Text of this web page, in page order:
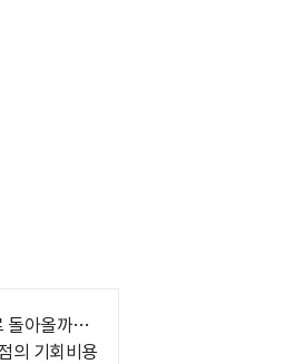
돌아올까…
의 기회비용